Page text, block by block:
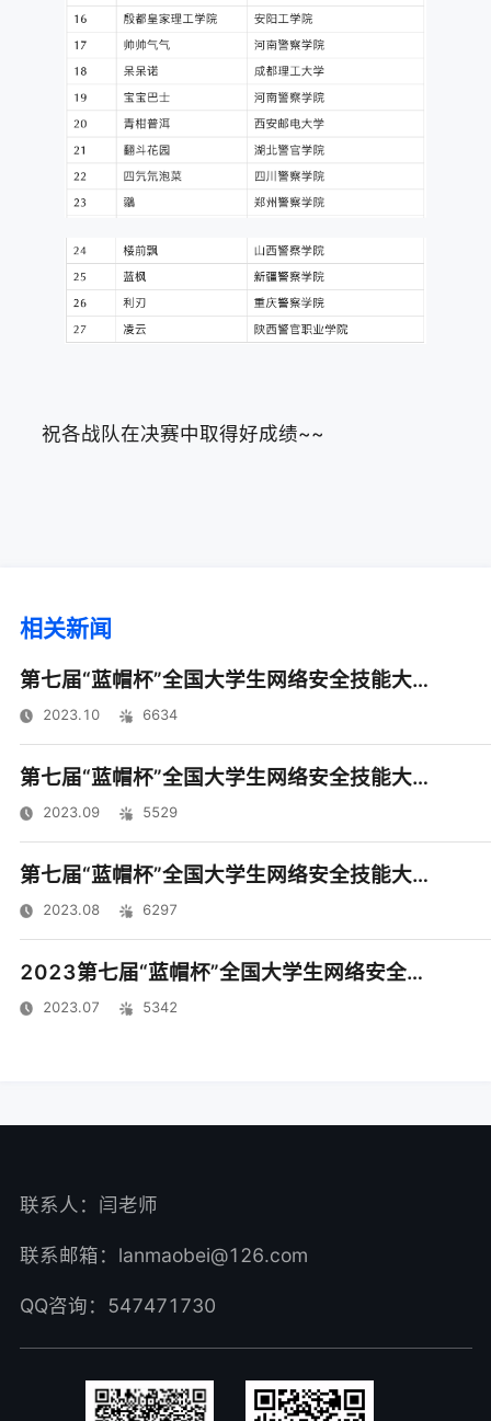
祝各战队在决赛中取得好成绩~~
相关新闻
第七届“蓝帽杯”全国大学生网络安全技能大赛圆满落幕
2023.10 6634
第七届“蓝帽杯”全国大学生网络安全技能大赛半决赛四地同启
2023.09 5529
第七届“蓝帽杯”全国大学生网络安全技能大赛初赛顺利收官
2023.08 6297
2023第七届“蓝帽杯”全国大学生网络安全技能大赛报名正式开启
2023.07 5342
联系人：闫老师
联系邮箱：lanmaobei@126.com
QQ咨询：547471730